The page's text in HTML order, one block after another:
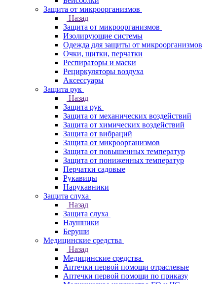
Защита от микроорганизмов
Назад
Защита от микроорганизмов
Изолирующие системы
Одежда для защиты от микроорганизмов
Очки, щитки, перчатки
Респираторы и маски
Рециркуляторы воздуха
Аксессуары
Защита рук
Назад
Защита рук
Защита от механических воздействий
Защита от химических воздействий
Защита от вибраций
Защита от микроорганизмов
Защита от повышенных температур
Защита от пониженных температур
Перчатки садовые
Рукавицы
Нарукавники
Защита слуха
Назад
Защита слуха
Наушники
Беруши
Медицинские средства
Назад
Медицинские средства
Аптечки первой помощи отраслевые
Аптечки первой помощи по приказу